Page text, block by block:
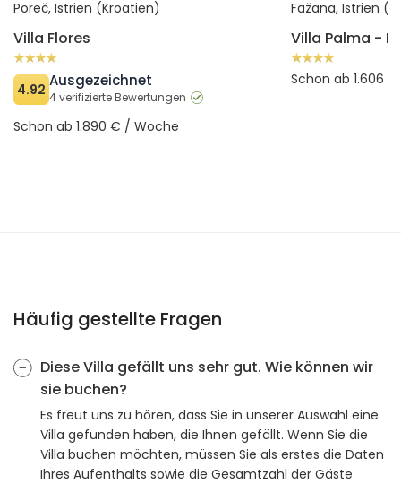
Poreč, Istrien (Kroatien)
Villa Flores
4.92 Ausgezeichnet
4 verifizierte Bewertungen
Schon ab 1.890 € / Woche
Fažana, Istrien
Schon ab 1.606
Häufig gestellte Fragen
Diese Villa gefällt uns sehr gut. Wie können wir
sie buchen?
Es freut uns zu hören, dass Sie in unserer Auswahl eine
Villa gefunden haben, die Ihnen gefällt. Wenn Sie die
Villa buchen möchten, müssen Sie als erstes die Daten
Ihres Aufenthalts sowie die Gesamtzahl der Gäste